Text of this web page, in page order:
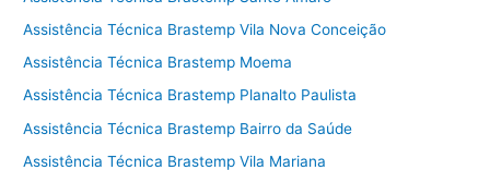
Assistência Técnica Brastemp Vila Nova Conceição
Assistência Técnica Brastemp Moema
Assistência Técnica Brastemp Planalto Paulista
Assistência Técnica Brastemp Bairro da Saúde
Assistência Técnica Brastemp Vila Mariana